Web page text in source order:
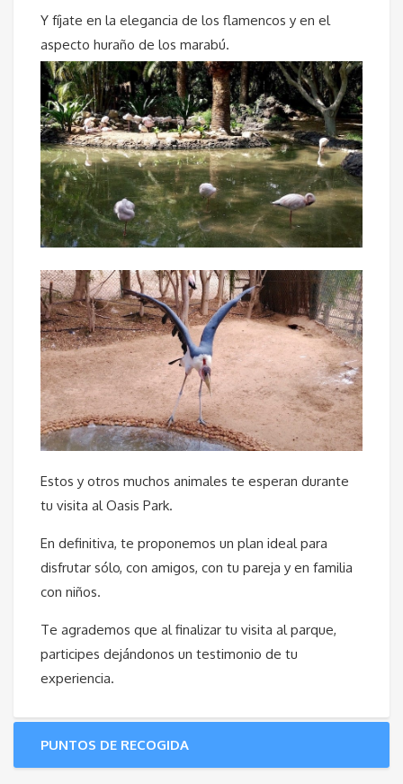
Y fíjate en la elegancia de los flamencos y en el
aspecto huraño de los marabú.
Estos y otros muchos animales te esperan durante
tu visita al Oasis Park.
En definitiva, te proponemos un plan ideal para
disfrutar sólo, con amigos, con tu pareja y en familia
con niños.
Te agrademos que al finalizar tu visita al parque,
participes dejándonos un testimonio de tu
experiencia.
PUNTOS DE RECOGIDA